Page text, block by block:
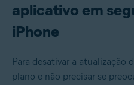
aplicativo em
iPhone
Para desativar a atualização
plano e não precisar se